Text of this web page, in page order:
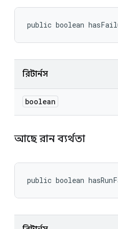
public boolean
রিটার্নস
boolean
আছে রান ব্যর্থতা
public boolean